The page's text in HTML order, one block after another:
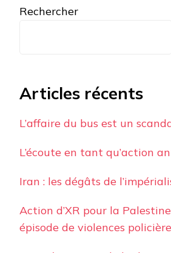
Rechercher
Articles récents
L’affaire du bus est un
L’écoute en tant qu’action
Iran : les dégâts de
Action d’XR pour la
épisode de violences